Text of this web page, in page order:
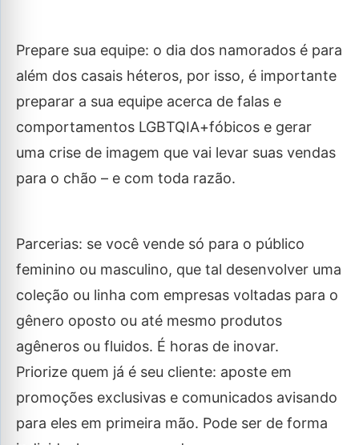
Prepare sua equipe: o dia dos namorados é para
além dos casais héteros, por isso, é importante
preparar a sua equipe acerca de falas e
comportamentos LGBTQIA+fóbicos e gerar
uma crise de imagem que vai levar suas vendas
para o chão – e com toda razão.
Parcerias: se você vende só para o público
feminino ou masculino, que tal desenvolver uma
coleção ou linha com empresas voltadas para o
gênero oposto ou até mesmo produtos
agêneros ou fluidos. É horas de inovar.
Priorize quem já é seu cliente: aposte em
promoções exclusivas e comunicados avisando
para eles em primeira mão. Pode ser de forma